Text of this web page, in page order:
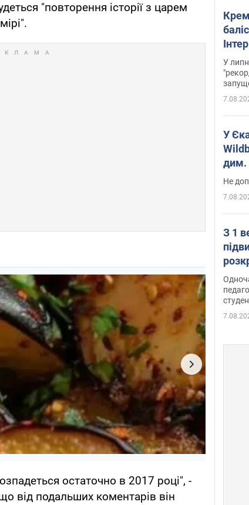
"повторення історії з царем
остаточно в 2017 році", -
від подальших коментарів він
У
У
дим.
Не
З 1